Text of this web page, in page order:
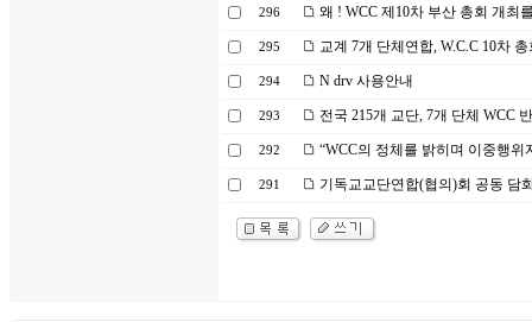
296 왜 ! WCC 제10차 부산 총회 개최
295 교계 7개 단체연합, W.C.C 10차
294 N drv 사용안내
293 전국 215개 교단, 7개 단체 WCC
292 “WCC의 정체를 밝히며 이중행위
291 기독교교단연합(협의)회 공동 담